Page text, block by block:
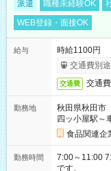
派遣 職種未経験OK
WEB登録・面接OK
給与
時給1100円
交通費別
交通費 交通
勤務地
秋田県秋田市
四ッ小屋駅
食品関連企
勤務時間
7:00～11:00 7:00～10:00 ※表記の
です。